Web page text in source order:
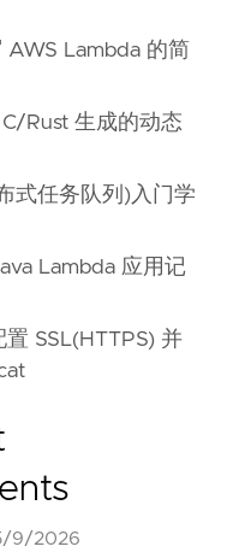
AWS Lambda 的简
Rust 生成的动态
式任务队列)入门学
Lambda 应用记
SSL(HTTPS) 并
9/2026